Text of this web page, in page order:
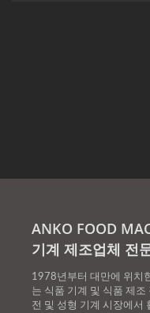
ANKO FOOD
기계 제조업체 전
1978년부터 대만에 위치
는 식품 기계 및 식품 제
전 및 성형 기계 시장에서